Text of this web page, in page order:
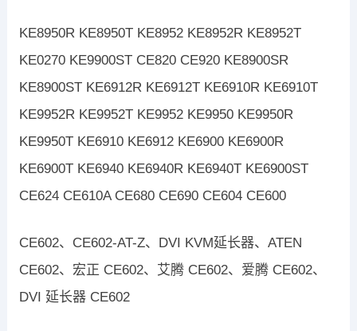
KE8950R KE8950T KE8952 KE8952R KE8952T
KE0270 KE9900ST CE820 CE920 KE8900SR
KE8900ST KE6912R KE6912T KE6910R KE6910T
KE9952R KE9952T KE9952 KE9950 KE9950R
KE9950T KE6910 KE6912 KE6900 KE6900R
KE6900T KE6940 KE6940R KE6940T KE6900ST
CE624 CE610A CE680 CE690 CE604 CE600
CE602、CE602-AT-Z、DVI KVM延长器、ATEN
CE602、宏正 CE602、艾腾 CE602、爱腾 CE602、
DVI 延长器 CE602